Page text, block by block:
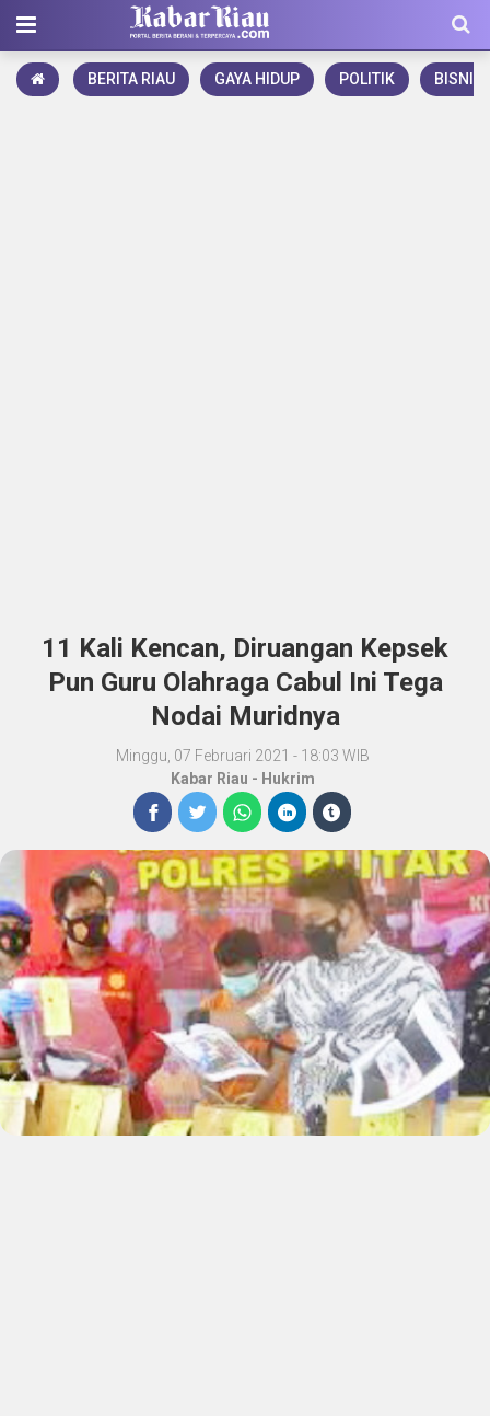
BERITA RIAU GAYA HIDUP POLITIK BISNIS
11 Kali Kencan, Diruangan Kepsek
Pun Guru Olahraga Cabul Ini Tega
Nodai Muridnya
Minggu, 07 Februari 2021 - 18:03 WIB
Kabar Riau - Hukrim